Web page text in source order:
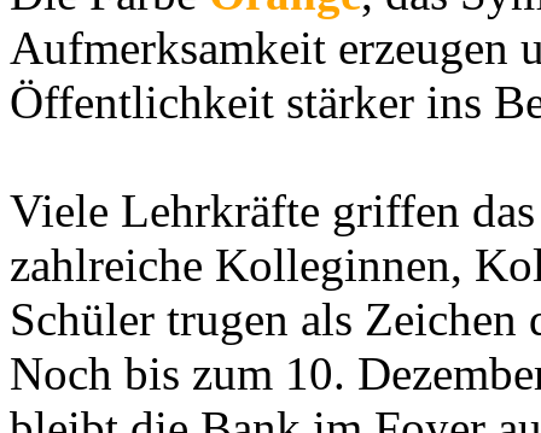
Aufmerksamkeit erzeugen
Öffentlichkeit stärker ins
Viele Lehrkräfte griffen
zahlreiche Kolleginnen,
Schüler trugen als
Noch bis zum 10.